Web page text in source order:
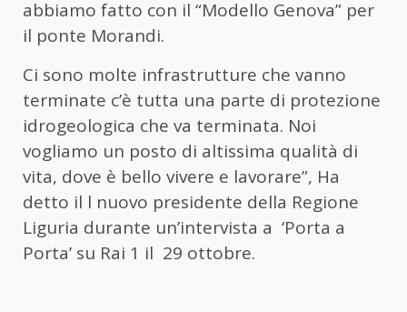
abbiamo fatto con il “Modello Genova” per
il ponte Morandi.
Ci sono molte infrastrutture che vanno
terminate c’è tutta una parte di protezione
idrogeologica che va terminata. Noi
vogliamo un posto di altissima qualità di
vita, dove è bello vivere e lavorare”, Ha
detto il l nuovo presidente della Regione
Liguria durante un’intervista a ‘Porta a
Porta’ su Rai 1 il 29 ottobre.